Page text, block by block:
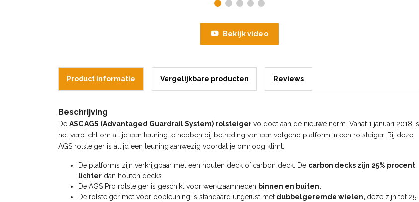
Bekijk video
Product informatie Vergelijkbare producten Reviews
Beschrijving
De ASC AGS (Advantaged Guardrail System) rolsteiger voldoet aan de nieuwe norm. Vanaf 1 januari 2018 is
het verplicht om altijd een leuning te hebben bij betreding van een volgend platform in een rolsteiger. Bij deze
AGS rolsteiger is altijd een leuning aanwezig voordat je omhoog klimt.
De platforms zijn verkrijgbaar met een houten deck of carbon deck. De carbon decks zijn 25% procent
lichter dan houten decks.
De AGS Pro rolsteiger is geschikt voor werkzaamheden binnen en buiten.
De rolsteiger met voorloopleuning is standaard uitgerust met dubbelgeremde wielen, deze zijn tot 25